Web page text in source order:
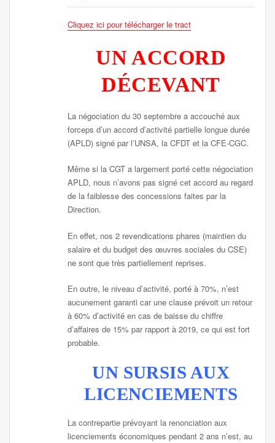
Cliquez ici pour télécharger le tract
UN ACCORD
DÉCEVANT
La négociation du 30 septembre a accouché aux
forceps d’un accord d’activité partielle longue durée
(APLD) signé par l’UNSA, la CFDT et la CFE-CGC.
Même si la CGT a largement porté cette négociation
APLD, nous n’avons pas signé cet accord au regard
de la faiblesse des concessions faites par la
Direction.
En effet, nos 2 revendications phares (maintien du
salaire et du budget des œuvres sociales du CSE)
ne sont que très partiellement reprises.
En outre, le niveau d’activité, porté à 70%, n’est
aucunement garanti car une clause prévoit un retour
à 60% d’activité en cas de baisse du chiffre
d’affaires de 15% par rapport à 2019, ce qui est fort
probable.
UN SURSIS AUX
LICENCIEMENTS
La contrepartie prévoyant la renonciation aux
licenciements économiques pendant 2 ans n’est, au